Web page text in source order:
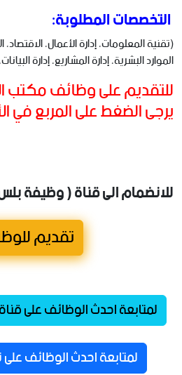
التخصصات المطلوبة:
(تقنية المعلومات، إدارة الأعمال، الاقتصاد،
الموارد البشرية، إدارة المشاريع، إدارة
للتقديم على وظائف مكتب
يرجى الضغط على المربع في
للانضمام الى قناة ( وظيفة
تقديم
لمتابعة احدث الوظائف على
لمتابعة احدث الوظائف